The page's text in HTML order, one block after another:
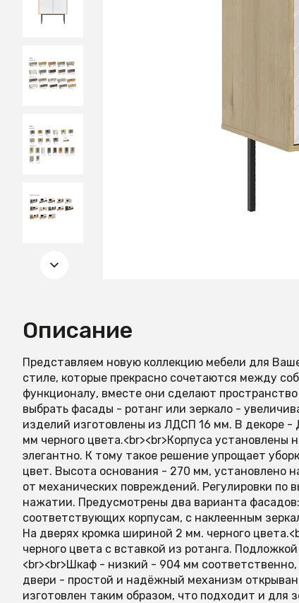
Описание
Представляем новую коллекцию мебели для
стиле, которые прекрасно сочетаются между
функционалу, вместе они сделают
выбрать фасады - ротанг или зеркало -
изделий изготовлены из ЛДСП 16 мм. В декоре
мм черного цвета.<br><br>Корпуса установлены
элегантно. К тому такое решение упрощает
цвет. Высота основания - 270 мм, установлено
от механических повреждений. Регулировки по
нажатии. Предусмотрены два варианта
соответствующих корпусам, с наклеенным
На дверях кромка шириной 2 мм. черного
черного цвета с вставкой из ротанга.
<br><br>Шкаф - низкий - 904 мм
двери - простой и надёжный механизм
изготовлен таким образом, что подходит и для